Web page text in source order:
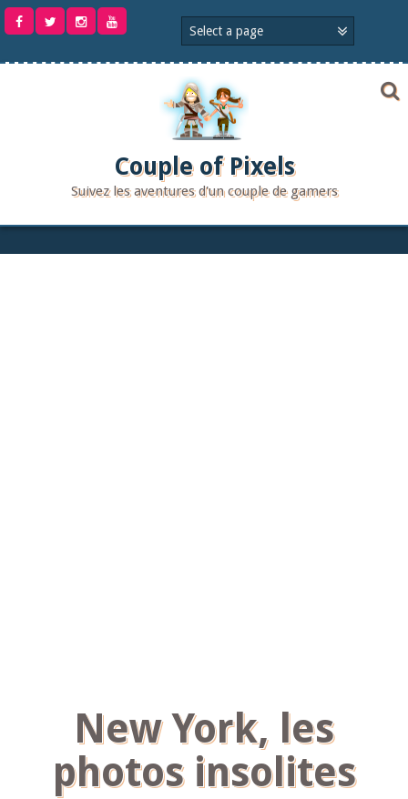
Aller
Couple of Pixels
Suivez les aventures d'un couple de gamers
New York, les
photos insolites